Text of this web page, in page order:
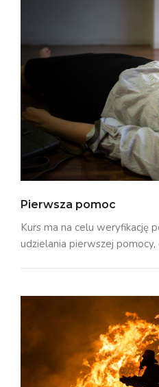
Pierwsza pomoc
Kurs ma na celu weryfikację
udzielania pierwszej